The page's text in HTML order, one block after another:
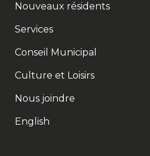
Nouveaux résidents
Services
Conseil Municipal
Culture et Loisirs
Nous joindre
English